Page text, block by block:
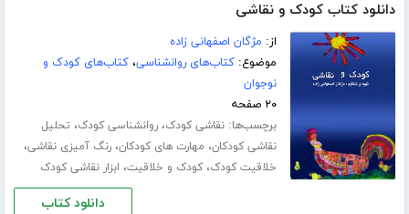
دانلود کتاب کودک و نقاشی
از: مژگان اصفهانی زاده
موضوع:کتاب‌های روانشناسی،کتاب‌های کودک و
نوجوان
۲۰ صفحه
برچسب‌ها:نقاشی کودک،روانشناسی کودک، تحلیل
نقاشی کودکان، مهارت های کودکان،رنگ آمیزی نقاشی،
خلاقیت کودک،کودک و خلاقیت، ابزار نقاشی کودک
دانلود کتاب